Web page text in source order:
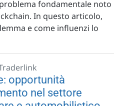
fondamentale noto
In questo articolo,
e come influenzi lo
opportunità
nel settore